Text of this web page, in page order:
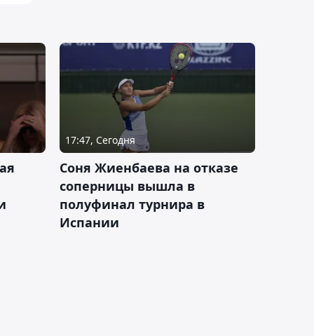
17:47, Сегодня
Соня Жиенбаева на отказе
соперницы вышла в
полуфинал турнира в
Испании